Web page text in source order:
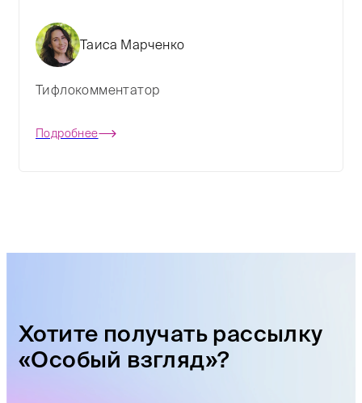
Таиса Марченко
Тифлокомментатор
Подробнее
Хотите получать рассылку
«Особый взгляд»?